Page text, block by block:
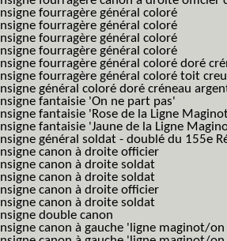
Insigne fourragère général coloré
Insigne fourragère général coloré
Insigne fourragère général coloré
Insigne fourragère général coloré
Insigne fourragère général coloré doré
Insigne fourragère général coloré toit
Insigne général coloré doré créneau
Insigne fantaisie 'On ne part pas'
Insigne fantaisie 'Rose de la Ligne
Insigne fantaisie 'Jaune de la Ligne
Insigne général soldat - doublé du 155e
Insigne canon à droite officier
Insigne canon à droite soldat
Insigne canon à droite soldat
Insigne canon à droite officier
Insigne canon à droite soldat
Insigne double canon
Insigne canon à gauche 'ligne maginot/